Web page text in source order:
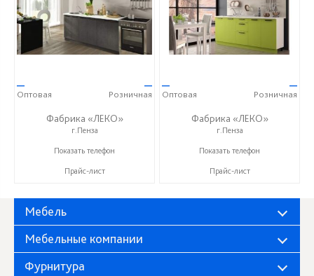
—
Оптовая
—
Розничная
Фабрика «ЛЕКО»
г.Пенза
+7 (800) 222-93-90
Показать телефон
Прайс-лист
—
Оптовая
—
Розничная
Фабрика «ЛЕКО»
г.Пенза
+7 (800) 222-93-90
Показать телефон
Прайс-лист
Мебель
Мебельные компании
Фурнитура